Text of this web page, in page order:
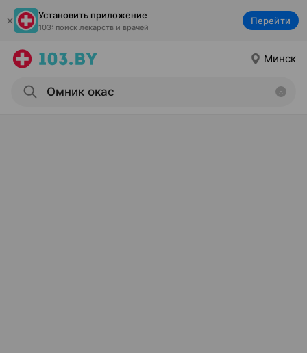
Установить приложение
103: поиск лекарств и врачей
Перейти
Минск